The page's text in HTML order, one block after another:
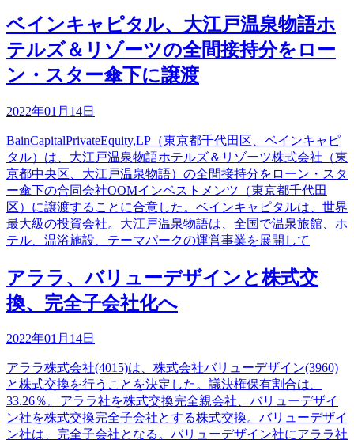
ベインキャピタル、大江戸温泉物語ホ
テルズ＆リゾーツの全間接持分をロー
ン・スター傘下に譲渡
2022年01月14日
BainCapitalPrivateEquity,LP（東京都千代田区、ベインキャピ
タル）は、大江戸温泉物語ホテルズ＆リゾーツ株式会社（東
京都中央区、大江戸温泉物語）の全間接持分をローン・スタ
ー傘下の合同会社OOMインベストメンツ（東京都千代田
区）に譲渡することに合意した。ベインキャピタルは、世界
最大級の投資会社。大江戸温泉物語は、全国で温泉旅館、ホ
テル、温浴施設、テーマパークの運営事業を展開して
アララ、バリューデザインと株式交
換、完全子会社化へ
2022年01月14日
アララ株式会社(4015)は、株式会社バリューデザイン(3960)
と株式交換を行うことを決定した。議決権保有割合は、
33.26％。アララ社を株式交換完全親会社、バリューデザイ
ン社を株式交換完全子会社とする株式交換。バリューデザイ
ン社は、完全子会社となる。バリューデザイン社にアララ社